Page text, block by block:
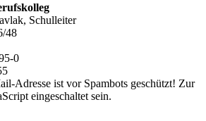
Schulleiter
48
0
Adresse ist vor Spambots geschützt! Zur
eingeschaltet sein.